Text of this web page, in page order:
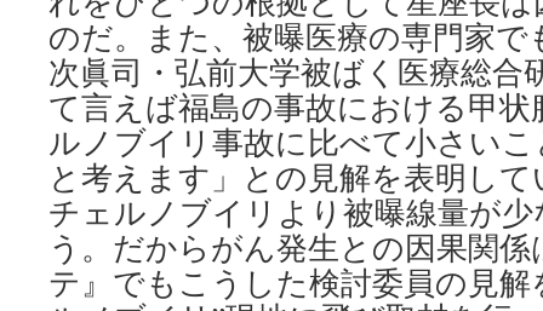
のだ。また、被曝医療の専門家
次眞司・弘前大学被ばく医療総合
て言えば福島の事故における甲
ルノブイリ事故に比べて小さい
と考えます」との見解を表明して
チェルノブイリより被曝線量が
う。だからがん発生との因果関
テ』でもこうした検討委員の見